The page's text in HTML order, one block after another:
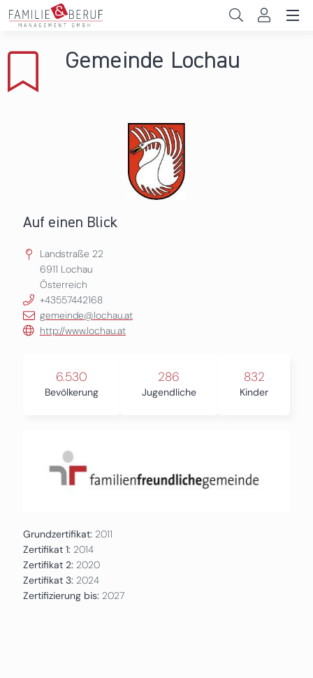
Direkt zum Inhalt
Gemeinden
Gemeinde Lochau
Auf einen Blick
Landstraße 22
6911 Lochau
Österreich
+43557442168
gemeinde@lochau.at
http://www.lochau.at
6.530
Bevölkerung
286
Jugendliche
832
Kinder
Grundzertifikat: 2011
Zertifikat 1: 2014
Zertifikat 2: 2020
Zertifikat 3: 2024
Zertifizierung bis: 2027